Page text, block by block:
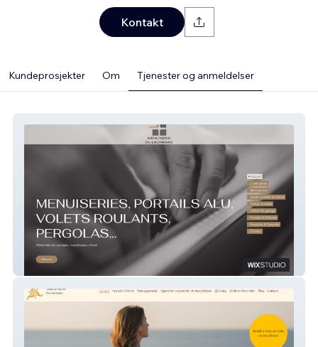
Kontakt
Kundeprosjekter Om Tjenester og anmeldelser
Menuiserie du Lauragais